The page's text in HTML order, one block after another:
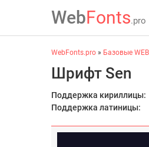
WebFonts.pro
WebFonts.pro » Базовые
Шрифт Sen
Поддержка кириллицы:
Поддержка латиницы: